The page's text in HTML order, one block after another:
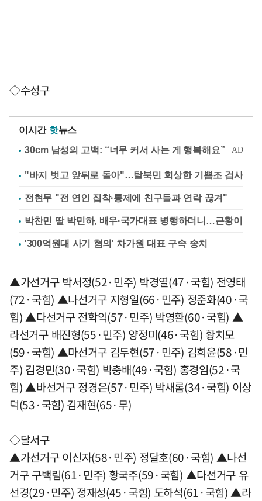
◇수성구
이시간 핫뉴스
"바지 벗고 앞뒤로 돌아"…탈북민 회상한 기쁨조 검사
전현무 "전 연인 집착·통제에 친구들과 연락 끊겨"
박찬민 딸 박민하, 배우·국가대표 병행하더니…근황이
'300억원대 사기 혐의' 차가원 대표 구속 송치
▲가선거구 박서정(52·민주) 박경열(47·국힘) 전영태
(72·국힘) ▲나선거구 지형일(66·민주) 정준화(40·국
힘) ▲다선거구 전학익(57·민주) 박영환(60·국힘) ▲
라선거구 배진형(55·민주) 양정미(46·국힘) 황치모
(59·국힘) ▲마선거구 김두현(57·민주) 김희윤(58·민
주) 김경민(30·국힘) 박충배(49·국힘) 홍경임(52·국
힘) ▲바선거구 정경은(57·민주) 박새롬(34·국힘) 이상
덕(53·국힘) 김재현(65·무)
◇달서구
▲가선거구 이신자(58·민주) 정달호(60·국힘) ▲나선
거구 구백림(61·민주) 황국주(59·국힘) ▲다선거구 유
선경(29·민주) 정재성(45·국힘) 도하석(61·국힘) ▲라